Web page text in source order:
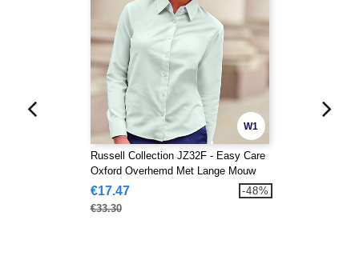
W1
Russell Collection JZ32F - Easy Care
Oxford Overhemd Met Lange Mouw
€17.47
€33.30
-48%